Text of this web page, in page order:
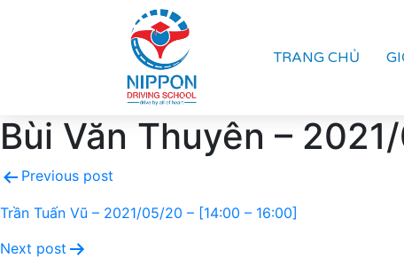
TRANG CHỦ
Bùi Văn Thuyên –
Previous post
Trần Tuấn Vũ – 2021/05/20 – [14:00 – 16:00]
Next post